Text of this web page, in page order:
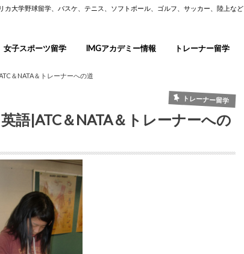
大学野球留学、バスケ、テニス、ソフトボール、ゴルフ、サッカー、陸上など
女子スポーツ留学 IMGアカデミー情報 トレーナー留学
＆NATA＆トレーナーへの道
トレーナー留学
語|ATC＆NATA＆トレーナーへの